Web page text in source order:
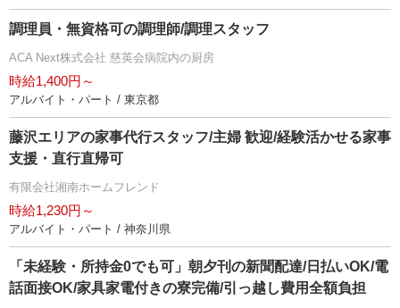
調理員・無資格可の調理師/調理スタッフ
ACA Next株式会社 慈英会病院内の厨房
時給1,400円～
アルバイト・パート / 東京都
藤沢エリアの家事代行スタッフ/主婦 歓迎/経験活かせる家事
支援・直行直帰可
有限会社湘南ホームフレンド
時給1,230円～
アルバイト・パート / 神奈川県
「未経験・所持金0でも可」朝夕刊の新聞配達/日払いOK/電
話面接OK/家具家電付きの寮完備/引っ越し費用全額負担